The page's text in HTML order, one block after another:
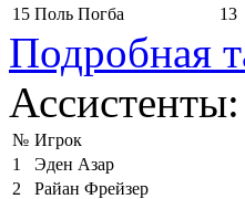
15 Поль Погба 13
Подробная
Ассистенты:
№ Игрок
1
Эден Азар
2
Райан Фрейзер